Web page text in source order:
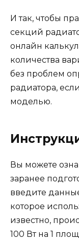
И так, чтобы
секций
онлайн
количества
без проблем
радиатора,
моделью.
Вы можете
заранее
введите
которое
известно,
100 Вт на 1